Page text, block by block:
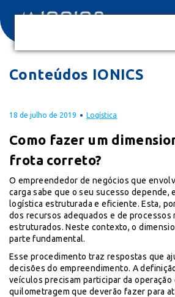
Conteúdos IONICS
18 de julho de 2019 Logística
Como fazer um
frota correto?
O empreendedor de negócios que
carga sabe que o seu sucesso depende,
logística estruturada e eficiente. Esta,
dos recursos adequados e de processos
estruturados. Neste contexto, o
parte fundamental.
Esse procedimento traz respostas que
decisões do empreendimento. A
veículos precisam participar da operação
quilometragem que deverão fazer para